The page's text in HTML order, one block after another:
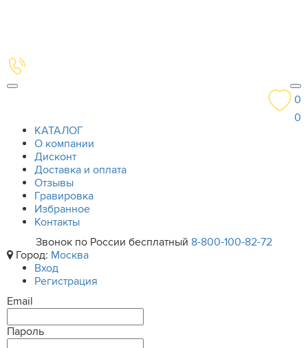
0
0
КАТАЛОГ
О компании
Дисконт
Доставка и оплата
Отзывы
Гравировка
Избранное
Контакты
Звонок по России бесплатный 8-800-100-82-72
Город: Москва
Вход
Регистрация
Email
Пароль